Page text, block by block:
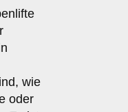
wie
oder